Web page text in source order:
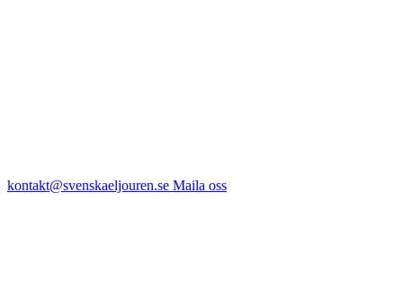
kontakt@svenskaeljouren.se Maila oss